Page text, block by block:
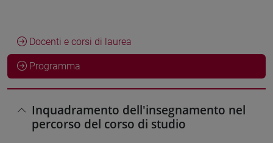
Docenti e corsi di laurea
Programma
Inquadramento dell'insegnamento nel
percorso del corso di studio